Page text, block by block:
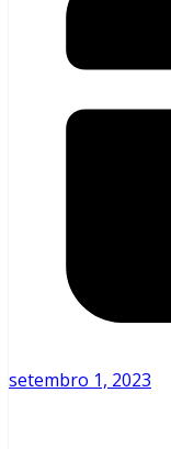
setembro 1, 2023